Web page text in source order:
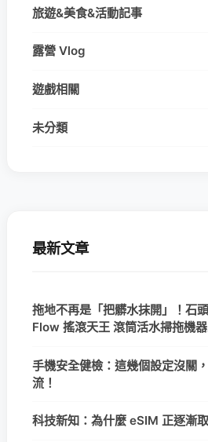
旅遊&美食&活動記事
露營 Vlog
遊戲相關
未分類
最新文章
拖地不再是「把髒水抹開」！石
Flow 搖滾天王 滾筒活水掃拖機
手機安全健檢：這幾個設定沒關
流！
科技新知：為什麼 eSIM 正逐漸